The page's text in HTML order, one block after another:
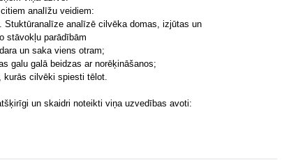
analīžu veidiem:
analīzē cilvēka domas, izjūtas un
stāvokļu parādībām
un saka viens otram;
galu galā beidzas ar norēķināšanos;
kurās cilvēki spiesti tēlot.
un skaidri noteikti viņa uzvedības avoti: